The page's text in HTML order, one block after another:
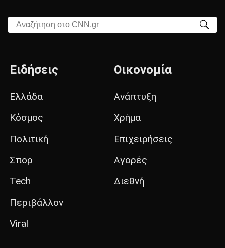
Αναζήτηση στο CNN.gr
Ειδήσεις
Ελλάδα
Κόσμος
Πολιτική
Σπορ
Tech
Περιβάλλον
Viral
Οικονομία
Ανάπτυξη
Χρήμα
Επιχειρήσεις
Αγορές
Διεθνή